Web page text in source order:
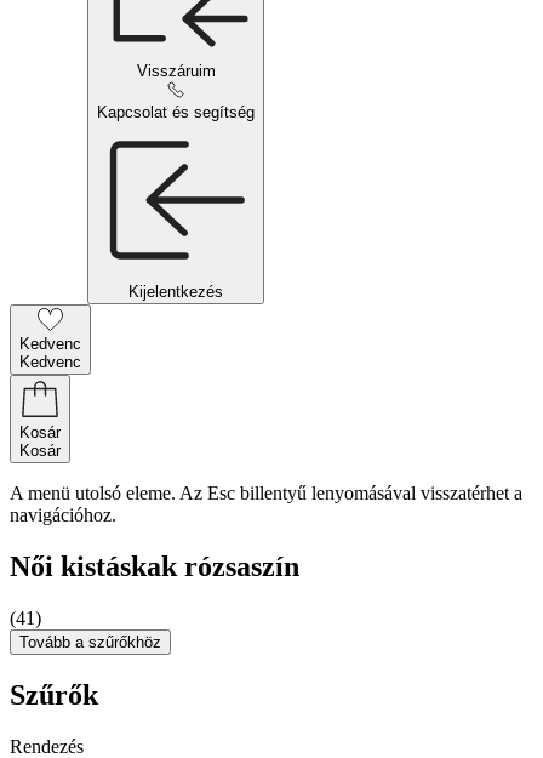
Visszáruim
Kapcsolat és segítség
Kijelentkezés
Kedvenc
Kedvenc
Kosár
Kosár
A menü utolsó eleme. Az Esc billentyű lenyomásával visszatérhet a
navigációhoz.
Női kistáskak rózsaszín
(41)
Tovább a szűrőkhöz
Szűrők
Rendezés